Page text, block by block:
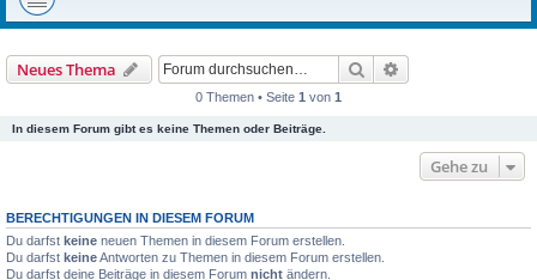
Neues Thema Suche
0 Themen • Seite 1 von 1
In diesem Forum gibt es keine Themen oder Beiträge.
Gehe zu
BERECHTIGUNGEN IN DIESEM FORUM
Du darfst keine neuen Themen in diesem Forum erstellen.
Du darfst keineAntworten zu Themen in diesem Forum erstellen.
Du darfst deine Beiträge in diesem Forum nicht ändern.